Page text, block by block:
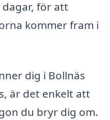
för att
kommer fram i
dig i Bollnäs
är det enkelt att
du bryr dig om.